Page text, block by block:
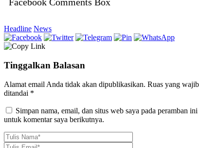
Headline News
Tinggalkan Balasan
Alamat email Anda tidak akan dipublikasikan. Ruas yang wajib
ditandai *
Simpan nama, email, dan situs web saya pada peramban ini
untuk komentar saya berikutnya.